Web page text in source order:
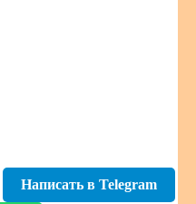
Написать в Telegram